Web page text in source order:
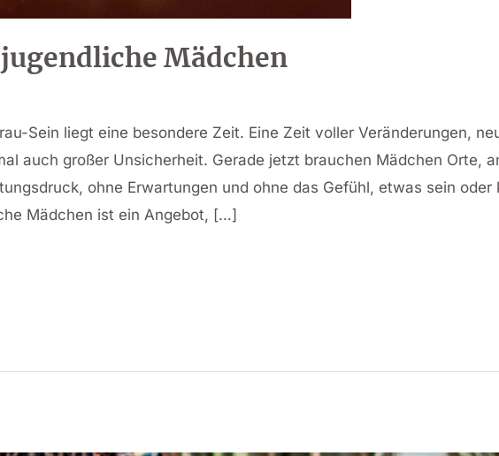
Mädchen
Sein liegt eine besondere Zeit. Eine Zeit voller Veränderungen,
auch großer Unsicherheit. Gerade jetzt brauchen Mädchen Orte,
ohne Erwartungen und ohne das Gefühl, etwas sein oder
Mädchen ist ein Angebot, […]